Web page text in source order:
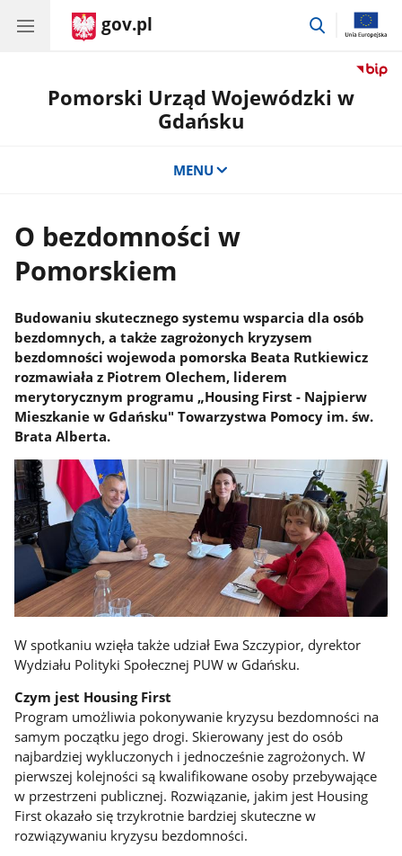
gov.pl
przejdź
Pomorski Urząd Wojewódzki w
Gdańsku
MENU
O bezdomności w
Pomorskiem
Budowaniu skutecznego systemu wsparcia dla osób
bezdomnych, a także zagrożonych kryzysem
bezdomności wojewoda pomorska Beata Rutkiewicz
rozmawiała z Piotrem Olechem, liderem
merytorycznym programu „Housing First - Najpierw
Mieszkanie w Gdańsku" Towarzystwa Pomocy im. św.
Brata Alberta.
W spotkaniu wzięła także udział Ewa Szczypior, dyrektor
Wydziału Polityki Społecznej PUW w Gdańsku.
Czym jest Housing First
Program umożliwia pokonywanie kryzysu bezdomności na
samym początku jego drogi. Skierowany jest do osób
najbardziej wykluczonych i jednocześnie zagrożonych. W
pierwszej kolejności są kwalifikowane osoby przebywające
w przestrzeni publicznej. Rozwiązanie, jakim jest Housing
First okazało się trzykrotnie bardziej skuteczne w
rozwiązywaniu kryzysu bezdomności.